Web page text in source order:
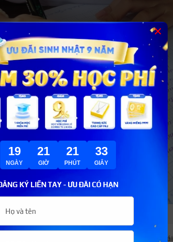
tắc cầm bút 3 ngón đúng khi luyện viết chữ đẹp
cái, ngón trỏ và ngón giữa để cầm bút. Ngón
KÝ LIỀN TAY - ƯU ĐÃI CÓ HẠN
19
NGÀY
21
GIỜ
21
PHÚT
31
GIÂY
×